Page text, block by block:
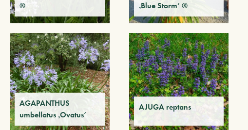
®
‚Blue Storm‘ ®
AGAPANTHUS
umbellatus ‚Ovatus‘
AJUGA reptans